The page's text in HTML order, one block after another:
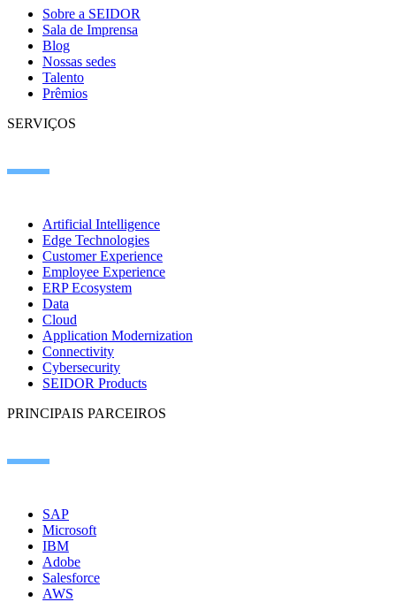
Sobre a SEIDOR
Sala de Imprensa
Blog
Nossas sedes
Talento
Prêmios
SERVIÇOS
Artificial Intelligence
Edge Technologies
Customer Experience
Employee Experience
ERP Ecosystem
Data
Cloud
Application Modernization
Connectivity
Cybersecurity
SEIDOR Products
PRINCIPAIS PARCEIROS
SAP
Microsoft
IBM
Adobe
Salesforce
AWS